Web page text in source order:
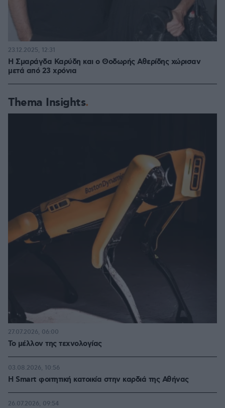
Η Σμαράγδα Καρύδη και ο Θοδωρής Αθερίδης χώρισαν
μετά από 23 χρόνια
23.12.2025, 12:31
Thema Insights
Το μέλλον της τεχνολογίας
27.07.2026, 06:00
Η Smart φοιτητική κατοικία στην καρδιά της Αθήνας
03.08.2026, 10:56
26.07.2026, 09:54